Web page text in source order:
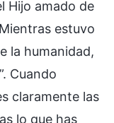
Hijo amado de
estuvo
la humanidad,
Cuando
claramente las
lo que has